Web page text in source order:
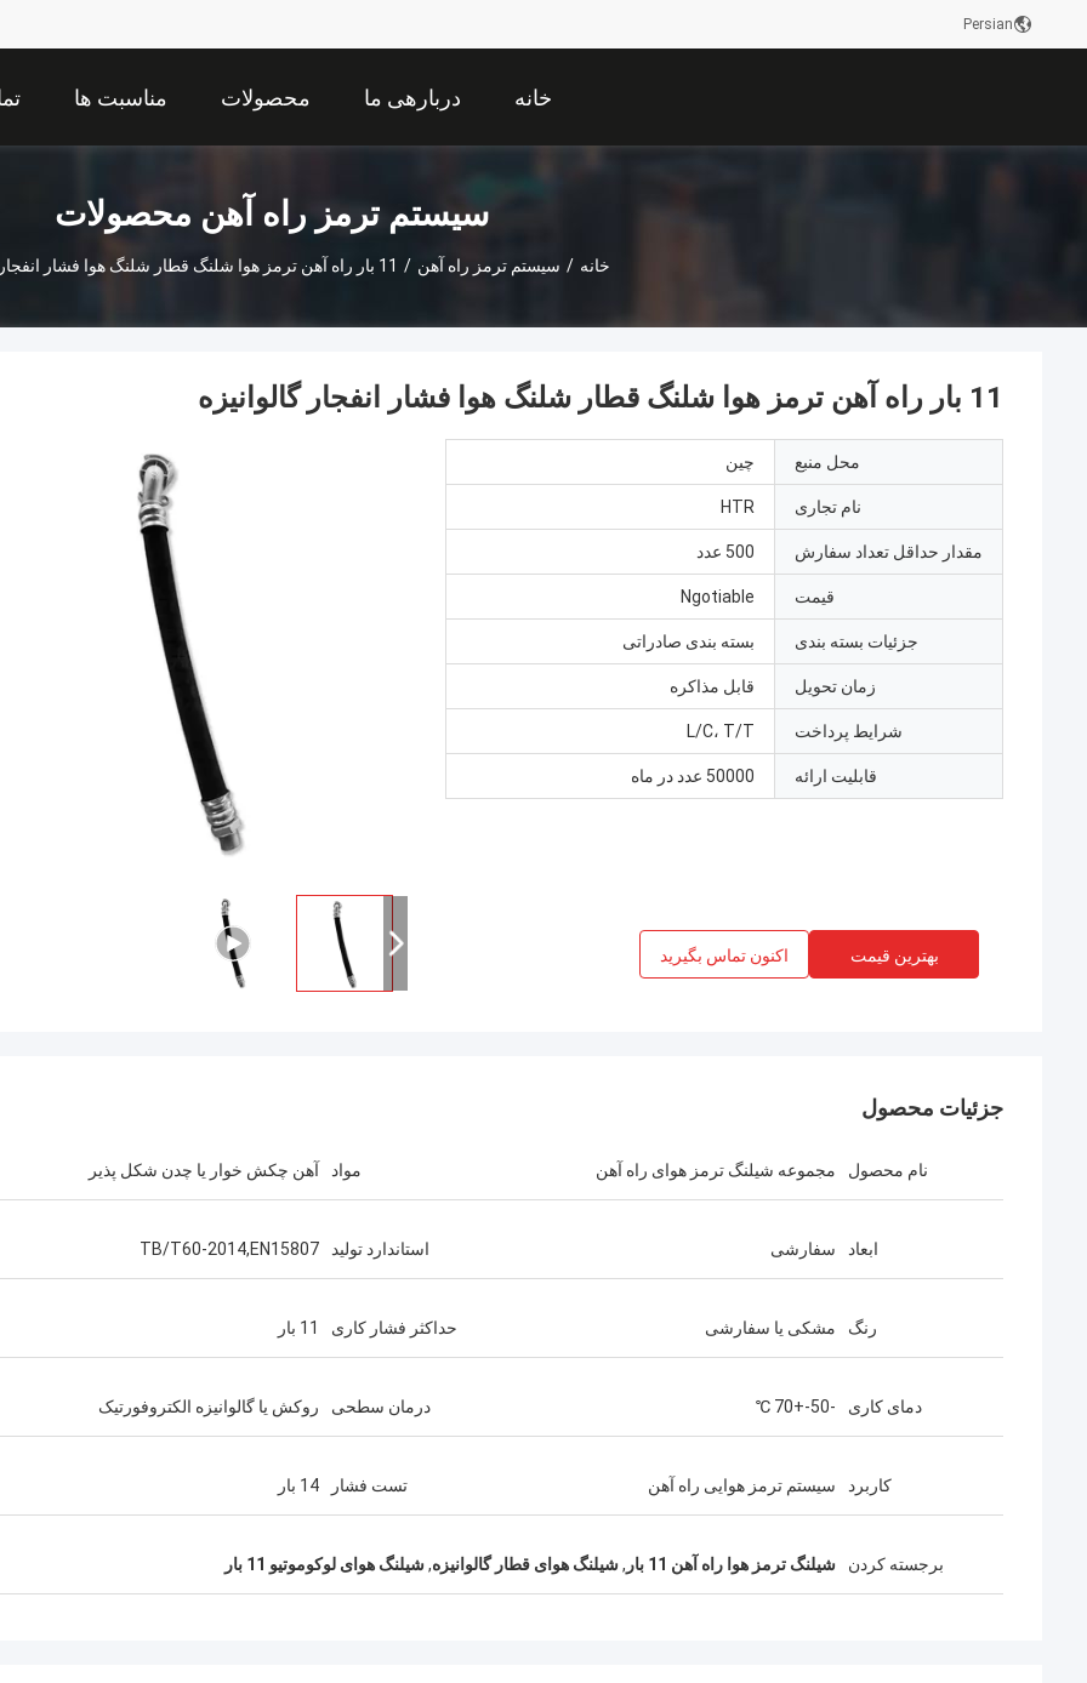
Persian
خانه دربارهی ما محصولات مناسبت ها
سیستم ترمز راه آهن محصولات
خانه / سیستم ترمز راه آهن / 11 بار راه آهن ترمز هوا شلنگ قطار شلنگ هوا فشار انفجار گالوانیزه
11 بار راه آهن ترمز هوا شلنگ قطار شلنگ هوا فشار انفجار گالوانیزه
محل منبع چین
نام تجاری HTR
مقدار حداقل تعداد سفارش 500 عدد
قیمت Ngotiable
جزئیات بسته بندی بسته بندی صادراتی
زمان تحویل قابل مذاکره
شرایط پرداخت L/C، T/T
قابلیت ارائه 50000 عدد در ماه
بهترین قیمت اکنون تماس بگیرید
جزئیات محصول
نام محصول مجموعه شیلنگ ترمز هوای راه آهن مواد آهن چکش خوار یا چدن شکل پذیر
ابعاد سفارشی استاندارد تولید TB/T60-2014,EN15807
رنگ مشکی یا سفارشی حداکثر فشار کاری 11 بار
دمای کاری -50-+70 ℃ درمان سطحی روکش یا گالوانیزه الکتروفورتیک
کاربرد سیستم ترمز هوایی راه آهن تست فشار 14 بار
برجسته کردن شیلنگ ترمز هوا راه آهن 11 بار ,شیلنگ هوای قطار گالوانیزه,شیلنگ هوای لوکوموتیو 11 بار